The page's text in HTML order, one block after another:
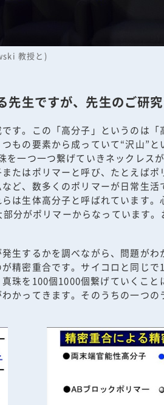
教授と)
生ですが、先生のご研
。この「高分子」というのは「
もの要素から成っていて“沢山”
一つ一つ繋げていきネックレス
たはポリマーと呼び、たとえば
ど、数多くのポリマーが日常生
は生体高分子と呼ばれています
分がポリマーからなっています
生するかを調べながら、問題が
精密重合です。サイコロと同じ
珠を100個1000個繋げていくこ
かってきます。そのうちの一つ